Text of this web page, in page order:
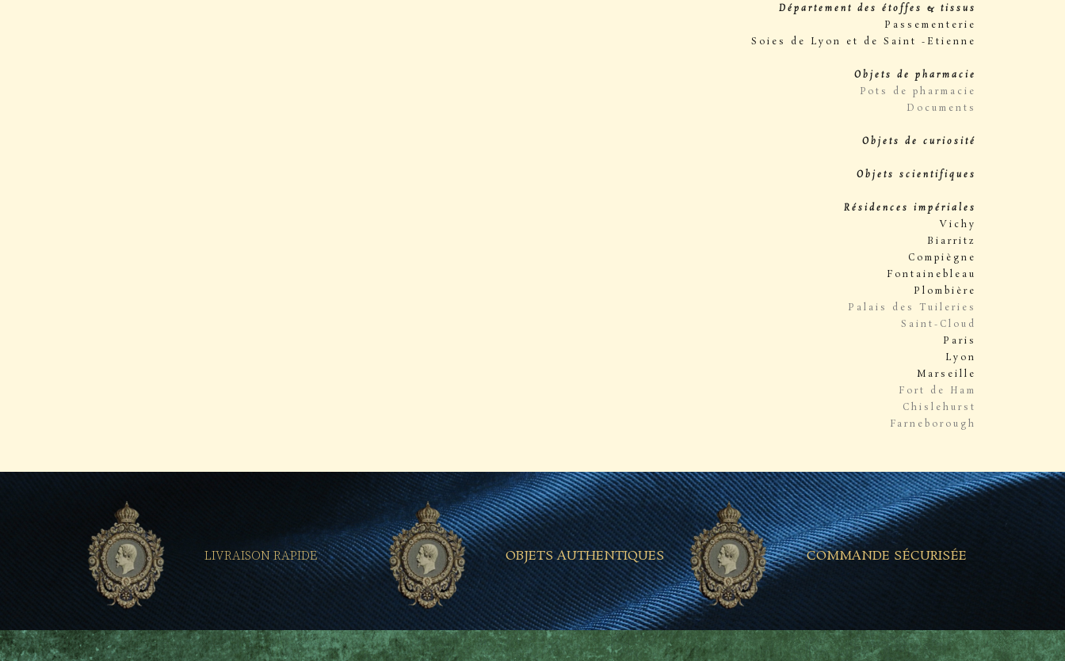
Département des étoffes & tissus
Passementerie
Soies de Lyon et de Saint -Etienne
Objets de pharmacie
Pots de pharmacie
Documents
Objets de curiosité
Objets scientifiques
Résidences impériales
Vichy
Biarritz
Compiègne
Fontainebleau
Plombière
Palais des Tuileries
Saint-Cloud
Paris
Lyon
Marseille
Fort de Ham
Chislehurst
Farneborough
LIVRAISON RAPIDE OBJETS AUTHENTIQUES COMMANDE SÉCURISÉE